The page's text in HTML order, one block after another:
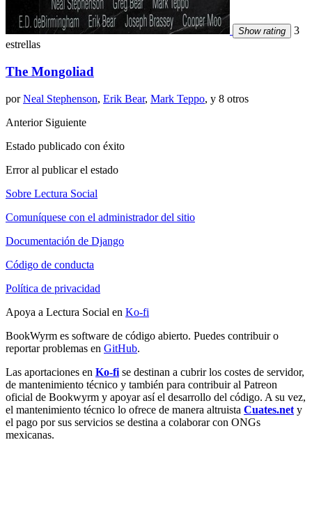
Show rating
3
estrellas
The Mongoliad
porNeal Stephenson, Erik Bear, Mark Teppo, y 8 otros
Anterior Siguiente
Estado publicado con éxito
Error al publicar el estado
Sobre Lectura Social
Comuníquese con el administrador del sitio
Documentación de Django
Código de conducta
Política de privacidad
Apoya a Lectura Social en Ko-fi
BookWyrm es software de código abierto. Puedes contribuir o
reportar problemas en GitHub.
Las aportaciones en Ko-fi se destinan a cubrir los costes de servidor,
de mantenimiento técnico y también para contribuir al Patreon
oficial de Bookwyrm y apoyar así el desarrollo del código. A su vez,
el mantenimiento técnico lo ofrece de manera altruista Cuates.net y
el pago por sus servicios se destina a colaborar con ONGs
mexicanas.